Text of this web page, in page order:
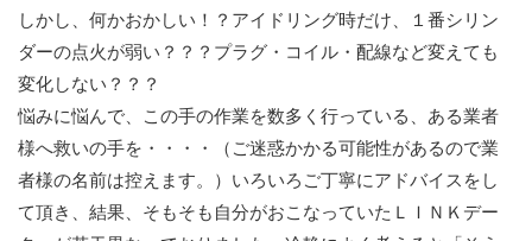
しかし、何かおかしい！？アイドリング時だけ、１番シリン
ダーの点火が弱い？？？プラグ・コイル・配線など変えても
変化しない？？？
悩みに悩んで、この手の作業を数多く行っている、ある業者
様へ救いの手を・・・・（ご迷惑かかる可能性があるので業
者様の名前は控えます。）いろいろご丁寧にアドバイスをし
て頂き、結果、そもそも自分がおこなっていたＬＩＮＫデー